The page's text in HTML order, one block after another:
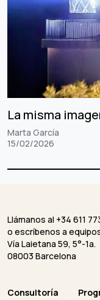
La misma
Marta García
15/02/2026
Llámanos al +34 611
o escríbenos a
Vía Laietana 59, 5°-1a.
08003 Barcelona
Consultoría